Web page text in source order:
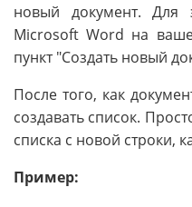
новый документ. Для
Microsoft Word на
пункт "Создать новый
После того, как
создавать список.
списка с новой строки,
Пример: